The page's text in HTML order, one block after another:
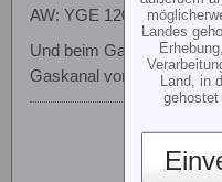
AW: YGE 120 HV
Und beim Gasweg-
Gaskanal vorher richtig
Landes
Land, in
gehostet